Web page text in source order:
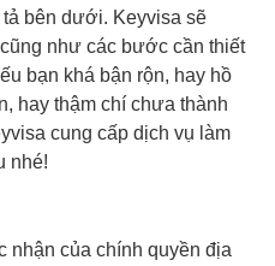
bên dưới. Keyvisa sẽ
như các bước cần thiết
bạn khá bận rộn, hay hồ
hay thậm chí chưa thành
cung cấp dịch vụ làm
nhé!
nhận của chính quyền địa